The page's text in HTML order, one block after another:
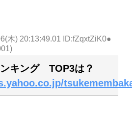
木) 20:13:49.01 ID:fZqxtZiK0●
キング TOP3は？